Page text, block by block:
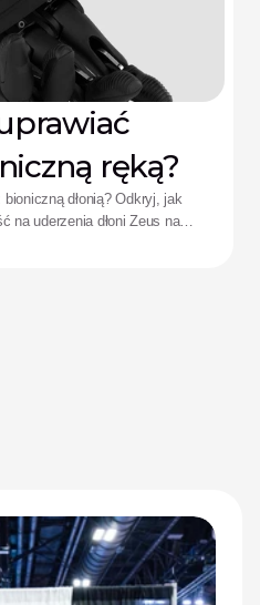
ręką?
dłonią? Odkryj, jak
na uderzenia dłoni Zeus na